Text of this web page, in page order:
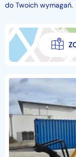
do Twoich wymagań.